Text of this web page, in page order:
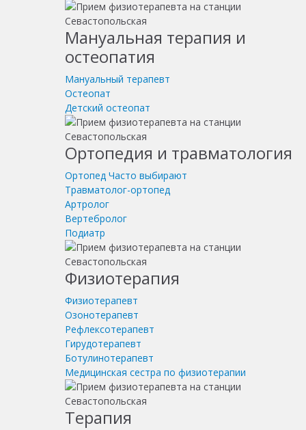
Мануальная терапия и
остеопатия
Мануальный терапевт
Остеопат
Детский остеопат
Ортопедия и травматология
Ортопед Часто выбирают
Травматолог-ортопед
Артролог
Вертебролог
Подиатр
Физиотерапия
Физиотерапевт
Озонотерапевт
Рефлексотерапевт
Гирудотерапевт
Ботулинотерапевт
Медицинская сестра по физиотерапии
Терапия